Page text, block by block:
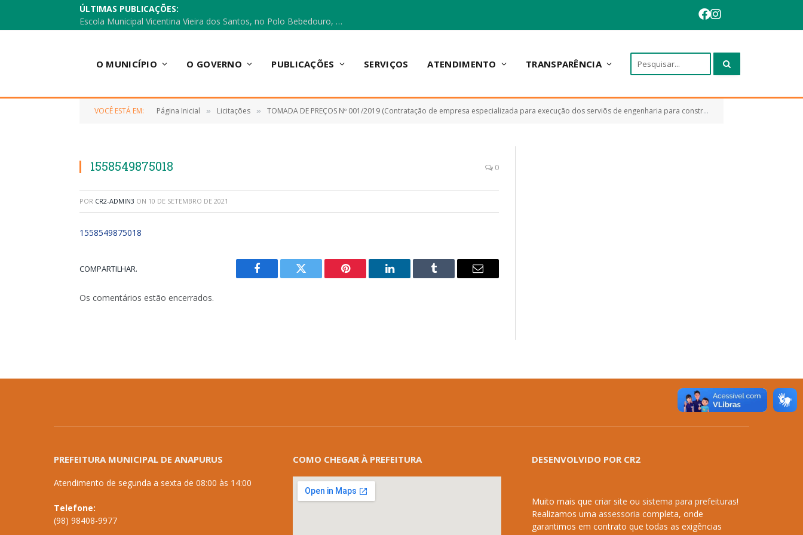
ÚLTIMAS PUBLICAÇÕES:
Escola Municipal Vicentina Vieira dos Santos, no Polo Bebedouro, recebeu materiais para a implantação do Cantinho da Leitura e da Sala Multidisciplinar.
O MUNICÍPIO O GOVERNO PUBLICAÇÕES SERVIÇOS ATENDIMENTO TRANSPARÊNCIA
VOCÊ ESTÁ EM: Página Inicial » Licitações » TOMADA DE PREÇOS Nº 001/2019 (Contratação de empresa especializada para execução dos serviõs de engenharia para construção de um Centro de Capacitação de Interesse da Administração Pública de Anapurus)
1558549875018 0
POR CR2-ADMIN3 ON 10 DE SETEMBRO DE 2021
1558549875018
COMPARTILHAR.
Facebook Twitter Pinterest LinkedIn Tumblr
E-
Os comentários estão encerrados.
PREFEITURA MUNICIPAL DE ANAPURUS
Atendimento de segunda a sexta de 08:00 às 14:00
Telefone:
(98) 98408-9977
COMO CHEGAR À PREFEITURA DESENVOLVIDO POR CR2
Muito mais que criar site ou sistema para prefeituras!
Realizamos uma assessoria completa, onde
garantimos em contrato que todas as exigências